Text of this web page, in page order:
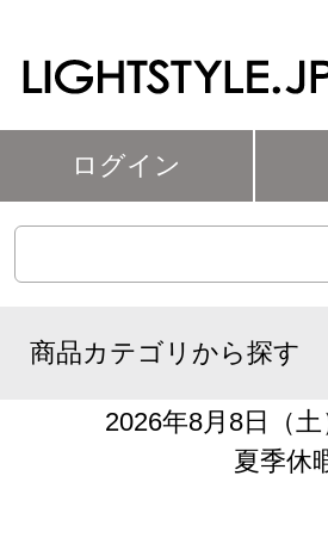
ログイン
商品カテゴリから探す
2026年8月8日（
夏季休